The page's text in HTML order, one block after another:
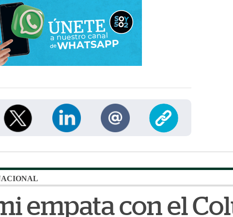
empata con el